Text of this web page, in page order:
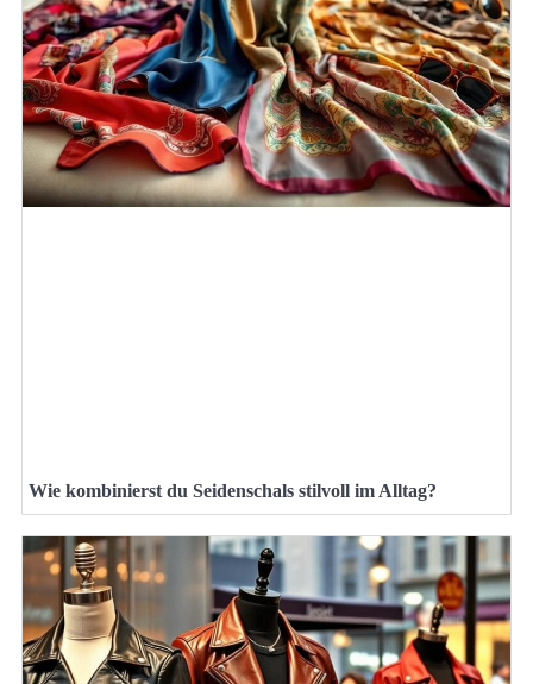
Wie kombinierst du Seidenschals stilvoll im Alltag?